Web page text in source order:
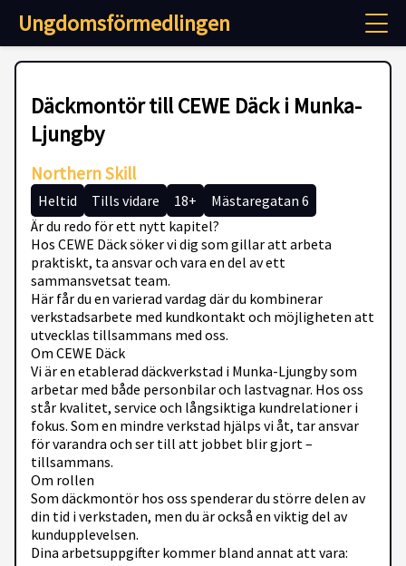
Ungdomsförmedlingen
Däckmontör till CEWE Däck i Munka-
Ljungby
Northern Skill
Heltid Tills vidare 18+
Mästaregatan 6
Är du redo för ett nytt kapitel?
Hos CEWE Däck söker vi dig som gillar att arbeta
praktiskt, ta ansvar och vara en del av ett
sammansvetsat team.
Här får du en varierad vardag där du kombinerar
verkstadsarbete med kundkontakt och möjligheten att
utvecklas tillsammans med oss.
Om CEWE Däck
Vi är en etablerad däckverkstad i Munka-Ljungby som
arbetar med både personbilar och lastvagnar. Hos oss
står kvalitet, service och långsiktiga kundrelationer i
fokus. Som en mindre verkstad hjälps vi åt, tar ansvar
för varandra och ser till att jobbet blir gjort –
tillsammans.
Om rollen
Som däckmontör hos oss spenderar du större delen av
din tid i verkstaden, men du är också en viktig del av
kundupplevelsen.
Dina arbetsuppgifter kommer bland annat att vara: